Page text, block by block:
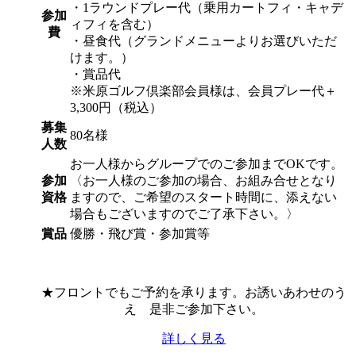
参加
費
・1ラウンドプレー代（乗用カートフィ・キャデ
ィフィを含む）
・昼食代（グランドメニューよりお選びいただ
けます。）
・賞品代
※米原ゴルフ倶楽部会員様は、会員プレー代＋
3,300円（税込）
募集
人数
80名様
参加
資格
お一人様からグループでのご参加までOKです。
〈お一人様のご参加の場合、お組み合せとなり
ますので、ご希望のスタート時間に、添えない
場合もございますのでご了承下さい。〉
賞品 優勝・飛び賞・参加賞等
★フロントでもご予約を承ります。お誘いあわせのう
え 是非ご参加下さい。
詳しく見る